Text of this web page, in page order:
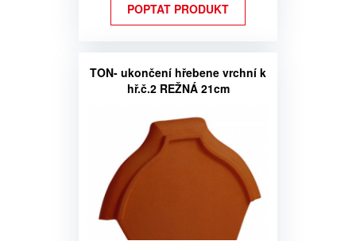
POPTAT PRODUKT
TON- ukončení hřebene vrchní k
hř.č.2 REŽNÁ 21cm